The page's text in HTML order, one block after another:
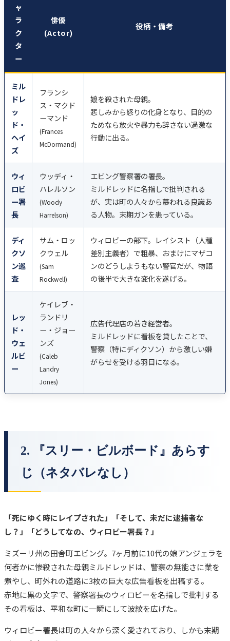
ャ
ラ
ク
タ
ー
俳優
(Actor)
役柄・備考
ミル
ドレ
ッ
ド・
ヘイ
ズ
フランシ
ス・マクド
ーマンド
(Frances
McDormand)
娘を殺された母親。
悲しみから怒りの化身となり、目的の
ためなら放火や暴力も辞さない過激な
行動に出る。
ウィ
ロビ
ー署
長
ウッディ・
ハレルソン
(Woody
Harrelson)
エビング警察署の署長。
ミルドレッドに名指しで批判される
が、実は町の人々から慕われる良識あ
る人物。末期ガンを患っている。
ディ
クソ
ン巡
査
サム・ロッ
クウェル
(Sam
Rockwell)
ウィロビーの部下。レイシスト（人種
差別主義者）で粗暴、おまけにマザコ
ンのどうしようもない警官だが、物語
の後半で大きな変化を遂げる。
レッ
ド・
ウェ
ルビ
ー
ケイレブ・
ランドリ
ー・ジョー
ンズ
(Caleb
Landry
Jones)
広告代理店の若き経営者。
ミルドレッドに看板を貸したことで、
警察（特にディクソン）から激しい嫌
がらせを受ける羽目になる。
2. 『スリー・ビルボード』あらす
じ（ネタバレなし）
「死にゆく時にレイプされた」「そして、未だに逮捕者な
し？」「どうしてなの、ウィロビー署長？」
ミズーリ州の田舎町エビング。7ヶ月前に10代の娘アンジェラを
何者かに惨殺された母親ミルドレッドは、警察の無能さに業を
煮やし、町外れの道路に3枚の巨大な広告看板を出稿する。
赤地に黒の文字で、警察署長のウィロビーを名指しで批判する
その看板は、平和な町に一瞬にして波紋を広げた。
ウィロビー署長は町の人々から深く愛されており、しかも末期